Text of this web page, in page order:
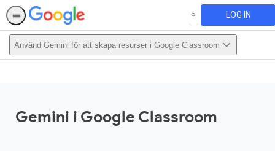
SEARCH LOG IN
Använd Gemini för att skapa resurser i Google Classroom
Gemini i Google Classroom